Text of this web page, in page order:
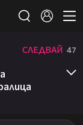
СЛЕДВАЙ 47